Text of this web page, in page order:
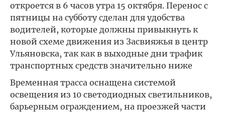
откроется в 6 часов утра 15 октября. Перенос с
пятницы на субботу сделан для удобства
водителей, которые должны привыкнуть к
новой схеме движения из Засвияжья в центр
Ульяновска, так как в выходные дни трафик
транспортных средств значительно ниже
Временная трасса оснащена системой
освещения из 10 светодиодных светильников,
барьерным ограждением, на проезжей части